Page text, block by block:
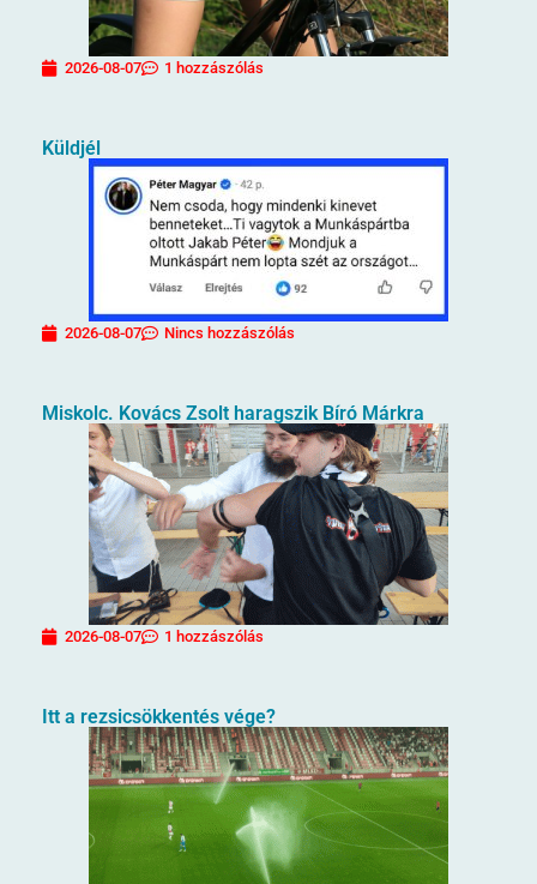
2026-08-07 1 hozzászólás
Küldjél
2026-08-07 Nincs hozzászólás
Miskolc. Kovács Zsolt haragszik Bíró Márkra
2026-08-07 1 hozzászólás
Itt a rezsicsökkentés vége?